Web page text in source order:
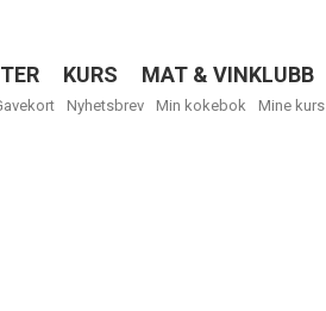
KURS MAT & VINKLUBB
Nyhetsbrev Min kokebok Mine kurs